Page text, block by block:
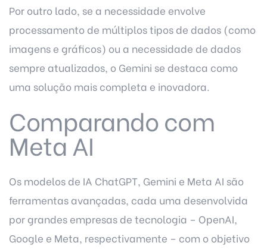
Por outro lado, se a necessidade envolve
processamento de múltiplos tipos de dados (como
imagens e gráficos) ou a necessidade de dados
sempre atualizados, o Gemini se destaca como
uma solução mais completa e inovadora.
Comparando com
Meta AI
Os modelos de IA ChatGPT, Gemini e Meta AI são
ferramentas avançadas, cada uma desenvolvida
por grandes empresas de tecnologia – OpenAI,
Google e Meta, respectivamente – com o objetivo